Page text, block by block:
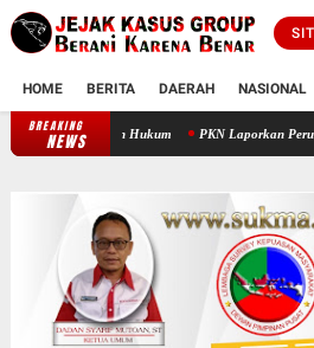
HOME BERITA DAERAH NASIONAL
BREAKING
NEWS PKN Laporkan Perusahaan